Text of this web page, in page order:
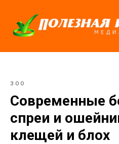
ЗОО
Современные
спреи и
клещей и блох